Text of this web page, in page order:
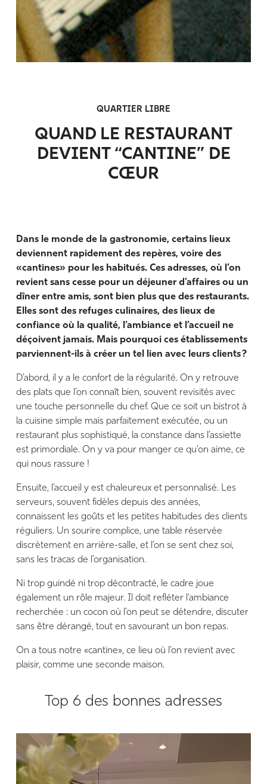
QUARTIER LIBRE
QUAND LE RESTAURANT
DEVIENT “CANTINE” DE
CŒUR
Dans le monde de la gastronomie, certains lieux
deviennent rapidement des repères, voire des
«cantines» pour les habitués. Ces adresses, où l’on
revient sans cesse pour un déjeuner d’affaires ou un
dîner entre amis, sont bien plus que des restaurants.
Elles sont des refuges culinaires, des lieux de
confiance où la qualité, l’ambiance et l’accueil ne
déçoivent jamais. Mais pourquoi ces établissements
parviennent-ils à créer un tel lien avec leurs clients ?
D’abord, il y a le confort de la régularité. On y retrouve
des plats que l’on connaît bien, souvent revisités avec
une touche personnelle du chef. Que ce soit un bistrot à
la cuisine simple mais parfaitement exécutée, ou un
restaurant plus sophistiqué, la constance dans l’assiette
est primordiale. On y va pour manger ce qu’on aime, ce
qui nous rassure !
Ensuite, l’accueil y est chaleureux et personnalisé. Les
serveurs, souvent fidèles depuis des années,
connaissent les goûts et les petites habitudes des clients
réguliers. Un sourire complice, une table réservée
discrètement en arrière-salle, et l’on se sent chez soi,
sans les tracas de l’organisation.
Ni trop guindé ni trop décontracté, le cadre joue
également un rôle majeur. Il doit refléter l’ambiance
recherchée : un cocon où l’on peut se détendre, discuter
sans être dérangé, tout en savourant un bon repas.
On a tous notre «cantine», ce lieu où l’on revient avec
plaisir, comme une seconde maison.
Top 6 des bonnes adresses